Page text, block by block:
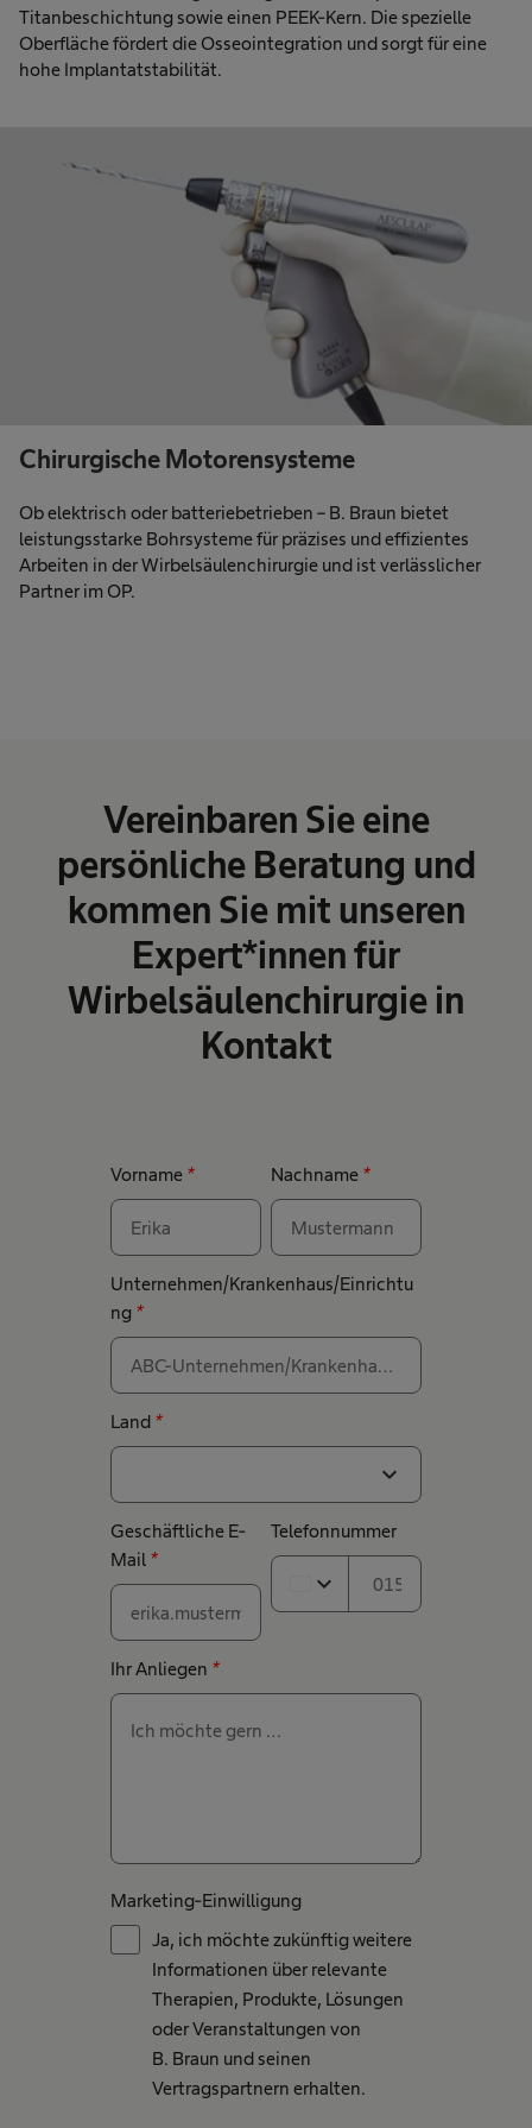
Titanbeschichtung sowie einen PEEK-Kern. Die spezielle
Oberfläche fördert die Osseointegration und sorgt für eine
hohe Implantatstabilität.
Chirurgische Motorensysteme
Ob elektrisch oder batteriebetrieben – B. Braun bietet
leistungsstarke Bohrsysteme für präzises und effizientes
Arbeiten in der Wirbelsäulenchirurgie und ist verlässlicher
Partner im OP.
Vereinbaren Sie eine
persönliche Beratung und
kommen Sie mit unseren
Expert*innen für
Wirbelsäulenchirurgie in
Kontakt
Vorname * Nachname *
Unternehmen/Krankenhaus/Einrichtu
ng *
Land *
expand_more
Geschäftliche E-
Mail *
Telefonnummer
expand_more
Ihr Anliegen *
Marketing-Einwilligung
Ja, ich möchte zukünftig weitere
Informationen über relevante
Therapien, Produkte, Lösungen
oder Veranstaltungen von
B. Braun und seinen
Vertragspartnern erhalten.